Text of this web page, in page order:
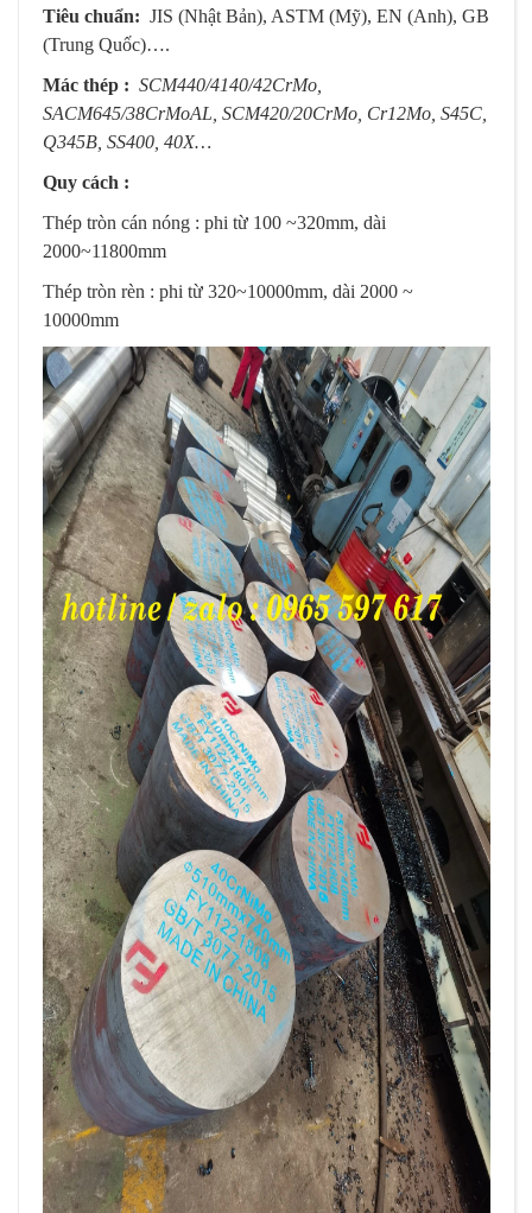
Tiêu chuẩn: JIS (Nhật Bản), ASTM (Mỹ), EN (Anh), GB
(Trung Quốc)….
Mác thép : SCM440/4140/42CrMo,
SACM645/38CrMoAL, SCM420/20CrMo, Cr12Mo, S45C,
Q345B, SS400, 40X…
Quy cách :
Thép tròn cán nóng : phi từ 100 ~320mm, dài
2000~11800mm
Thép tròn rèn : phi từ 320~10000mm, dài 2000 ~
10000mm